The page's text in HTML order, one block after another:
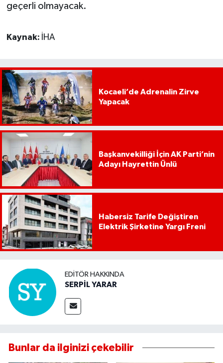
geçerli olmayacak.
Kaynak: İHA
Kocaeli’de Adrenalin Zirve
Yapacak
Başkanvekilliği İçin AK Parti’nin
Adayı Hayrettin Ünlü
Habersiz Tarife Değiştiren
Elektrik Şirketine Yargı Freni
EDITÖR HAKKINDA
SERPİL YARAR
Bunlar da ilginizi çekebilir